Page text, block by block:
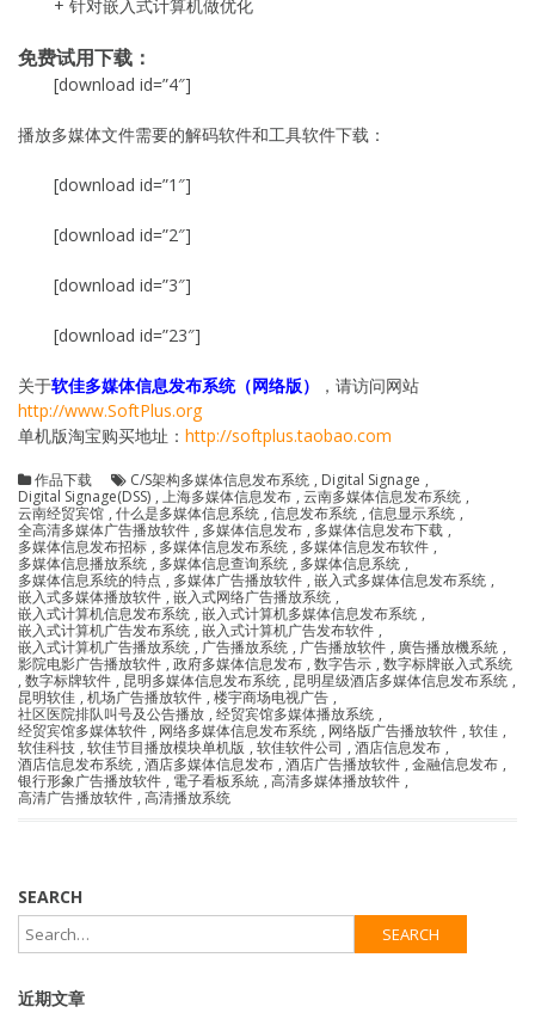
+ 针对嵌入式计算机做优化
免费试用下载：
[download id=”4″]
播放多媒体文件需要的解码软件和工具软件下载：
[download id=”1″]
[download id=”2″]
[download id=”3″]
[download id=”23″]
关于软佳多媒体信息发布系统（网络版）
，请访问网站
http://www.SoftPlus.org
单机版淘宝购买地址： http://softplus.taobao.com
作品下载 C/S架构多媒体信息发布系统 , Digital Signage ,
Digital Signage(DSS) , 上海多媒体信息发布 , 云南多媒体信息发布系统 ,
云南经贸宾馆 , 什么是多媒体信息系统 , 信息发布系统 , 信息显示系统 ,
全高清多媒体广告播放软件 , 多媒体信息发布 , 多媒体信息发布下载 ,
多媒体信息发布招标 , 多媒体信息发布系统 , 多媒体信息发布软件 ,
多媒体信息播放系统 , 多媒体信息查询系统 , 多媒体信息系统 ,
多媒体信息系统的特点 , 多媒体广告播放软件 , 嵌入式多媒体信息发布系统 ,
嵌入式多媒体播放软件 , 嵌入式网络广告播放系统 ,
嵌入式计算机信息发布系统 , 嵌入式计算机多媒体信息发布系统 ,
嵌入式计算机广告发布系统 , 嵌入式计算机广告发布软件 ,
嵌入式计算机广告播放系统 , 广告播放系统 , 广告播放软件 , 廣告播放機系統 ,
影院电影广告播放软件 , 政府多媒体信息发布 , 数字告示 , 数字标牌嵌入式系统
, 数字标牌软件 , 昆明多媒体信息发布系统 , 昆明星级酒店多媒体信息发布系统 ,
昆明软佳 , 机场广告播放软件 , 楼宇商场电视广告 ,
社区医院排队叫号及公告播放 , 经贸宾馆多媒体播放系统 ,
经贸宾馆多媒体软件 , 网络多媒体信息发布系统 , 网络版广告播放软件 , 软佳 ,
软佳科技 , 软佳节目播放模块单机版 , 软佳软件公司 , 酒店信息发布 ,
酒店信息发布系统 , 酒店多媒体信息发布 , 酒店广告播放软件 , 金融信息发布 ,
银行形象广告播放软件 , 電子看板系統 , 高清多媒体播放软件 ,
高清广告播放软件 , 高清播放系统
SEARCH
近期文章